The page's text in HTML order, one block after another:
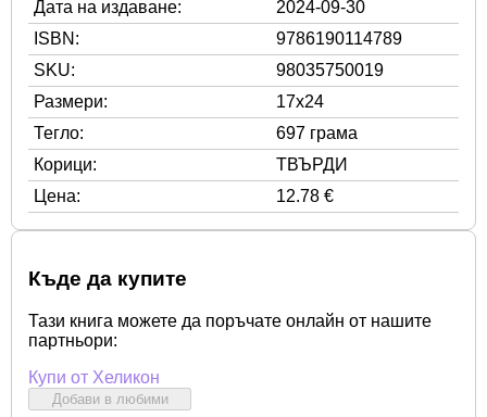
Дата на издаване:
2024-09-30
ISBN:
9786190114789
SKU:
98035750019
Размери:
17x24
Тегло:
697 грама
Корици:
ТВЪРДИ
Цена:
12.78 €
Къде да купите
Тази книга можете да поръчате онлайн от нашите
партньори:
Купи от Хеликон
Добави в любими